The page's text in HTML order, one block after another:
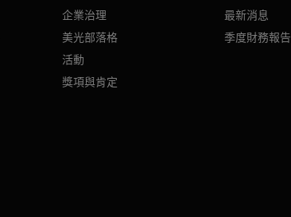
企業治理
美光部落格
活動
獎項與肯定
最新消息
季度財務報告